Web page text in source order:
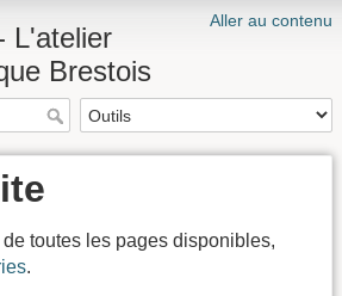
Aller au contenu
L'atelier
Brestois
toutes les pages disponibles,
.